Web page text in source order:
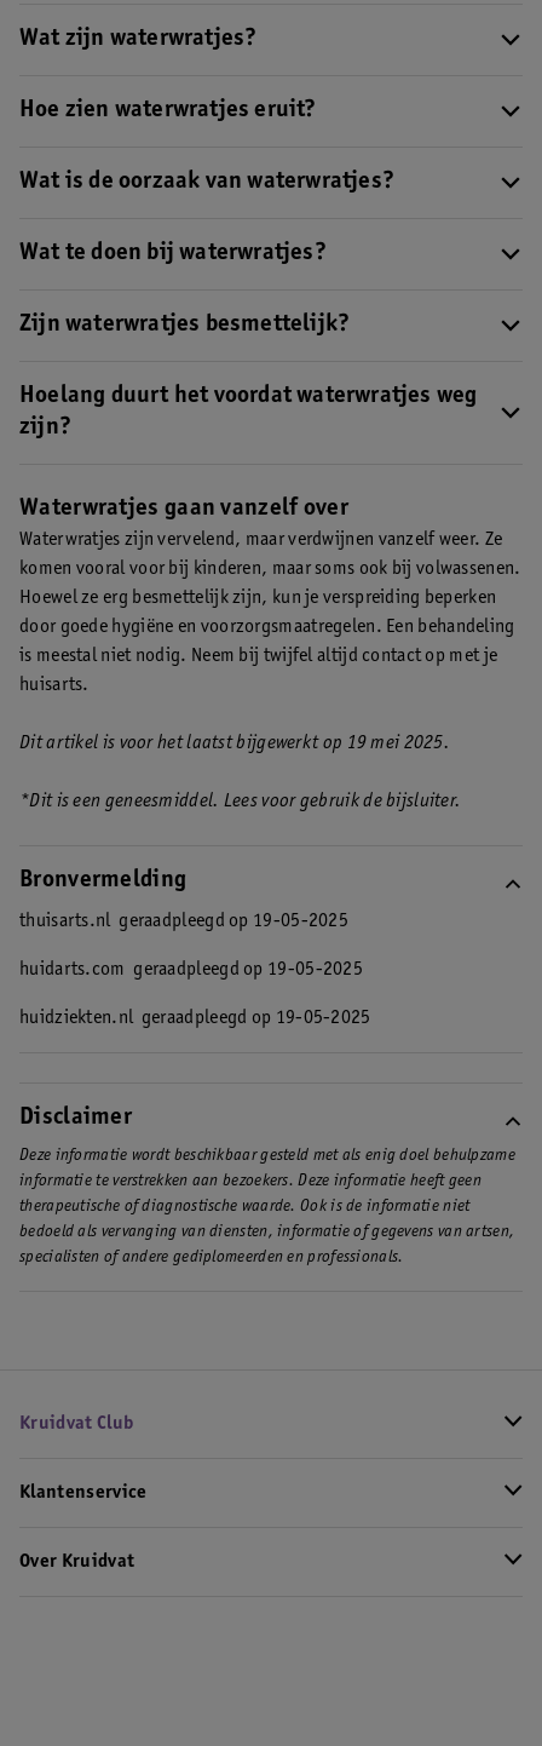
Wat zijn waterwratjes?
ontstaan door een virus. Ze komen vaak voor bij kinderen en
Hoe zien waterwratjes eruit?
ze een klein kuiltje in het midden. Meestal zijn ze 2 tot 5
Wat is de oorzaak van waterwratjes?
Wat te doen bij waterwratjes?
verspreiding te voorkomen, is goede hygiëne belangrijk.
krabben. Je kunt een crème of zalf gebruiken om de jeuk te
verlichten.
Zijn waterwratjes besmettelijk?
doordat je ze bij iemand anders aanraakt of via besmette
voorwerpen. Kinderen lopen ze vaak op tijdens het spelen, op
Hoelang duurt het voordat waterwratjes weg
zijn?
jaar. Een behandeling is meestal niet nodig. In bepaalde
gevallen kan je huisarts je wratjes wel behandelen.
Waterwratjes gaan vanzelf over
Waterwratjes zijn vervelend, maar verdwijnen vanzelf weer. Ze
komen vooral voor bij kinderen, maar soms ook bij volwassenen.
Hoewel ze erg besmettelijk zijn, kun je verspreiding beperken
door goede hygiëne en voorzorgsmaatregelen. Een behandeling
is meestal niet nodig. Neem bij twijfel altijd contact op met je
huisarts.
Dit artikel is voor het laatst bijgewerkt op 19 mei 2025.
*Dit is een geneesmiddel. Lees voor gebruik de bijsluiter.
Bronvermelding
thuisarts.nl geraadpleegd op 19-05-2025
huidarts.com geraadpleegd op 19-05-2025
huidziekten.nl geraadpleegd op 19-05-2025
Disclaimer
Deze informatie wordt beschikbaar gesteld met als enig doel behulpzame
informatie te verstrekken aan bezoekers. Deze informatie heeft geen
therapeutische of diagnostische waarde. Ook is de informatie niet
bedoeld als vervanging van diensten, informatie of gegevens van artsen,
specialisten of andere gediplomeerden en professionals.
Kruidvat Club
Klantenservice
Over Kruidvat